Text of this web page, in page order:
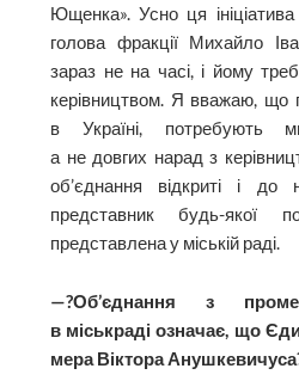
Ющенка». Усно ця
голова фракції Михайло
зараз не на часі, і йому
керівництвом. Я вважаю, що
в Україні, потребують
а не довгих нарад з
об’єднання відкриті і до
представник будь-якої
представлена у міській раді.
—?Об’єднання з
в міськраді означає, що
мера Віктора